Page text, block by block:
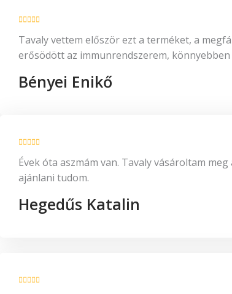
Tavaly vettem először ezt a terméket, a
erősödött az immunrendszerem,
Bényei Enikő
Évek óta aszmám van. Tavaly vásároltam
ajánlani tudom.
Hegedűs Katalin